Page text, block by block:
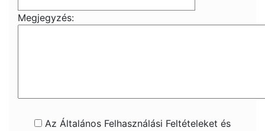
Megjegyzés:
Az Általános Felhasználási Feltételeket és